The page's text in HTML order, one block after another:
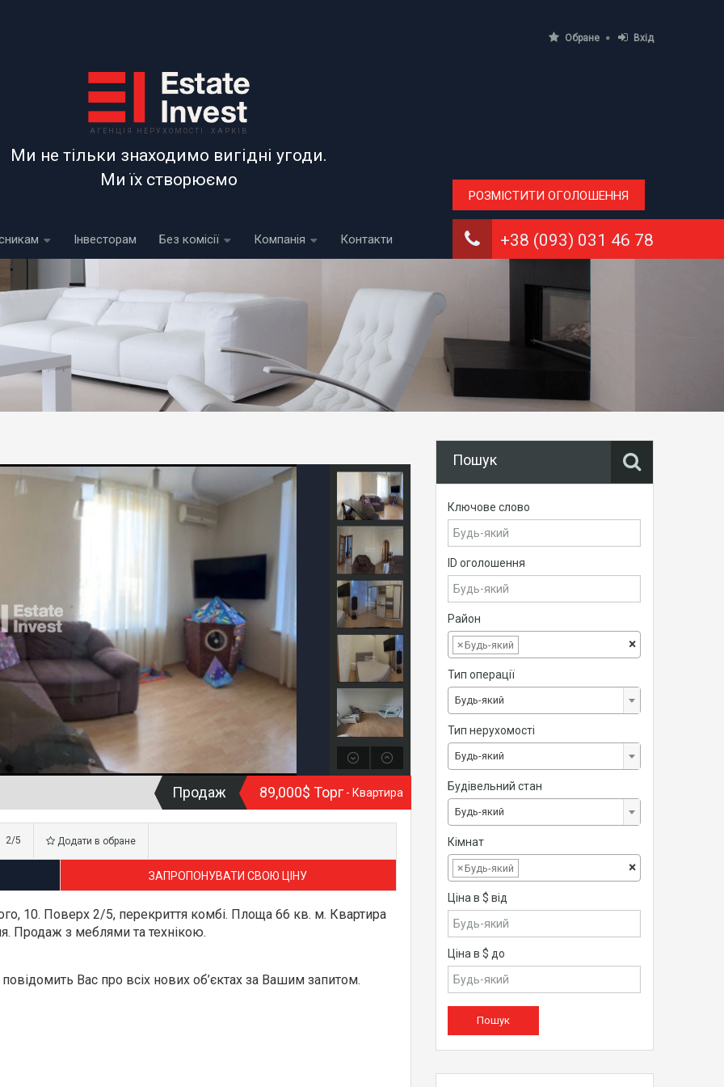
Обране Вхід
АГЕНЦІЯ НЕРУХОМОСТІ. ХАРКІВ
Ми не тільки знаходимо вигідні угоди.
Ми їх створюємо
Інвесторам Без комісії Компанія Контакти
РОЗМІСТИТИ ОГОЛОШЕННЯ
+38 (093) 031 46 78
Продаж 89,000$ Торг - Квартира
2/5 Додати в обране
ЗАПРОПОНУВАТИ СВОЮ ЦІНУ
10. Поверх 2/5, перекриття комбі. Площа 66 кв. м. Квартира
Продаж з меблями та технікою.
повідомить Вас про всіх нових об’єктах за Вашим запитом.
Пошук
Ключове слово
ID оголошення
Район
×
×Будь-який
Тип операції
Будь-який
Тип нерухомості
Будь-який
Будівельний стан
Будь-який
Кімнат
×
×Будь-який
Ціна в $ від
Ціна в $ до